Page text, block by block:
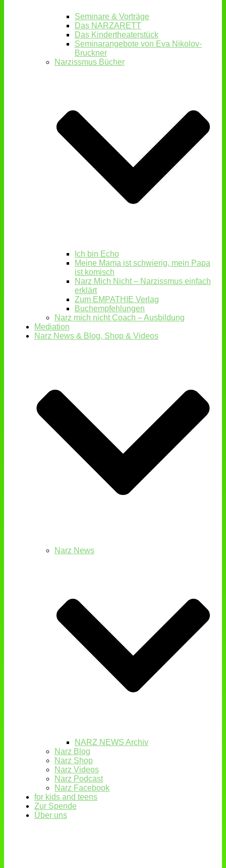
Seminare & Vorträge
Das NARZARETT
Das Kindertheaterstück
Seminarangebote von Eva Nikolov-
Bruckner
Narzissmus Bücher
Ich bin Echo
Meine Mama ist schwierig, mein Papa
ist komisch
Narz Mich Nicht – Narzissmus einfach
erklärt
Zum EMPATHIE Verlag
Buchempfehlungen
Narz mich nicht Coach – Ausbildung
Mediation
Narz News & Blog, Shop & Videos
Narz News
NARZ NEWS Archiv
Narz Blog
Narz Shop
Narz Videos
Narz Podcast
Narz Facebook
for kids and teens
Zur Spende
Über uns